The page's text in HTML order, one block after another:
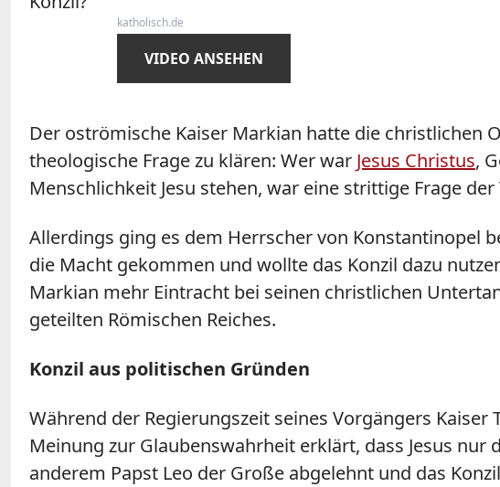
katholisch.de
VIDEO ANSEHEN
Der oströmische Kaiser Markian hatte die christlichen
theologische Frage zu klären: Wer war Jesus Christus,
Menschlichkeit Jesu stehen, war eine strittige Frage
Allerdings ging es dem Herrscher von Konstantinopel
die Macht gekommen und wollte das Konzil dazu
Markian mehr Eintracht bei seinen christlichen
geteilten Römischen Reiches.
Konzil aus politischen Gründen
Während der Regierungszeit seines Vorgängers
Meinung zur Glaubenswahrheit erklärt, dass Jesus
anderem Papst Leo der Große abgelehnt und das